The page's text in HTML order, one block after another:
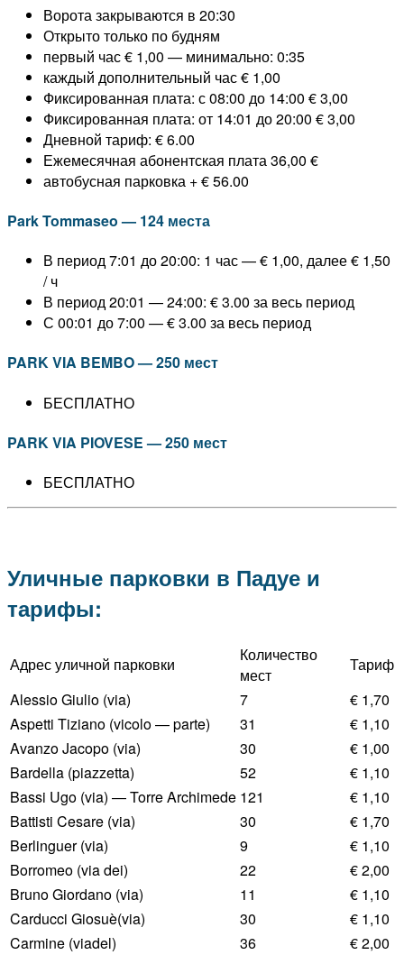
Ворота закрываются в 20:30
Открыто только по будням
первый час € 1,00 — минимально: 0:35
каждый дополнительный час € 1,00
Фиксированная плата: с 08:00 до 14:00 € 3,00
Фиксированная плата: от 14:01 до 20:00 € 3,00
Дневной тариф: € 6.00
Ежемесячная абонентская плата 36,00 €
автобусная парковка + € 56.00
Park Tommaseo — 124 места
В период 7:01 до 20:00: 1 час — € 1,00, далее € 1,50
/ ч
В период 20:01 — 24:00: € 3.00 за весь период
С 00:01 до 7:00 — € 3.00 за весь период
PARK VIA BEMBO — 250 мест
БЕСПЛАТНО
PARK VIA PIOVESE — 250 мест
БЕСПЛАТНО
Уличные парковки в Падуе и
тарифы:
Адрес уличной парковки
Количество
мест
Тариф
Alessio Giulio (via)
7
€ 1,70
Aspetti Tiziano (vicolo — parte)
31
€ 1,10
Avanzo Jacopo (via)
30
€ 1,00
Bardella (piazzetta)
52
€ 1,10
Bassi Ugo (via) — Torre Archimede 121
€ 1,10
Battisti Cesare (via)
30
€ 1,70
Berlinguer (via)
9
€ 1,10
Borromeo (via dei)
22
€ 2,00
Bruno Giordano (via)
11
€ 1,10
Carducci Giosuè(via)
30
€ 1,10
Carmine (viadel)
36
€ 2,00